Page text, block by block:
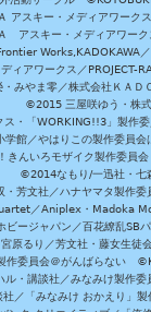
アスキー・メディアワー
アスキー・メディアワ
Works,KADOKAWA
ィアワークス／
みやま零／株式会社ＫＡＤ
©2015 三屋咲ゆう・株
ス・「WORKING!!3」製作
学館／やはりこの製作委員
きんいろモザイク製作委員
©2014なもり/一迅社・
・芳文社／ハナヤマタ製作
／Aniplex・Madoka
ージャパン／百花繚乱
原るり／芳文社・藤女生徒
作委員会＠がんばらない
ル・講談社／みなみけ製作
／「みなみけ おかえり」